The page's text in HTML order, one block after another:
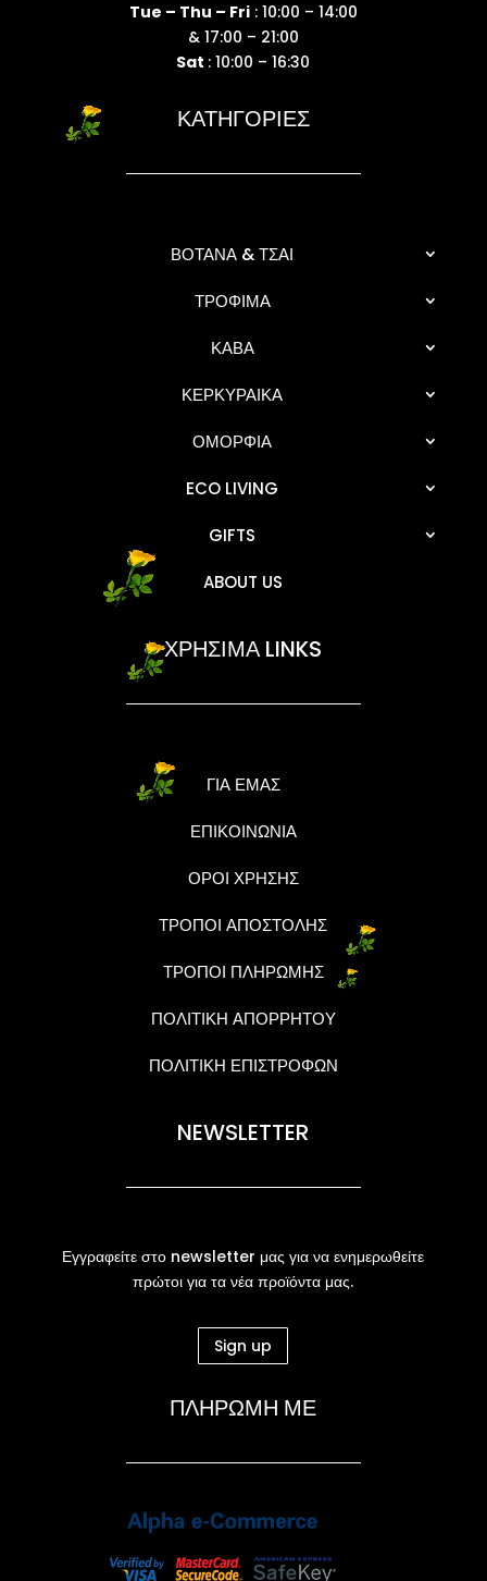
Tue – Thu – Fri: 10:00 – 14:00
& 17:00 – 21:00
Sat : 10:00 – 16:30
ΚΑΤΗΓΟΡΙΕΣ
ΒΟΤΑΝΑ & ΤΣΑΙ
ΤΡΟΦΙΜΑ
ΚΑΒΑ
ΚΕΡΚΥΡΑΙΚΑ
ΟΜΟΡΦΙΑ
ECO LIVING
GIFTS
ABOUT US
ΧΡΗΣΙΜΑ LINKS
ΓΙΑ ΕΜΑΣ
ΕΠΙΚΟΙΝΩΝΙΑ
ΟΡΟΙ ΧΡΗΣΗΣ
ΤΡΟΠΟΙ ΑΠΟΣΤΟΛΗΣ
ΤΡΟΠΟΙ ΠΛΗΡΩΜΗΣ
ΠΟΛΙΤΙΚΗ ΑΠΟΡΡΗΤΟΥ
ΠΟΛΙΤΙΚΗ ΕΠΙΣΤΡΟΦΩΝ
NEWSLETTER
Εγγραφείτε στο newsletter μας για να ενημερωθείτε
πρώτοι για τα νέα προϊόντα μας.
Sign up
ΠΛΗΡΩΜΗ ΜΕ